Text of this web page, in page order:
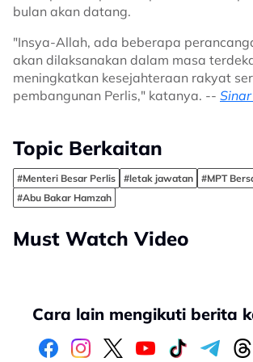
bulan akan datang.
"Insya-Allah, ada beberapa
akan dilaksanakan dalam masa
meningkatkan kesejahteraan rakyat
pembangunan Perlis," katanya. --
Topic Berkaitan
#Menteri Besar Perlis #letak jawatan
#MPT
#Abu Bakar Hamzah
Must Watch Video
Cara lain mengikuti berita